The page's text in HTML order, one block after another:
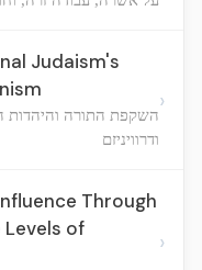
Judaism's
השקפת התורה והיהדות
ודרוויניזם
›
Through
of
›